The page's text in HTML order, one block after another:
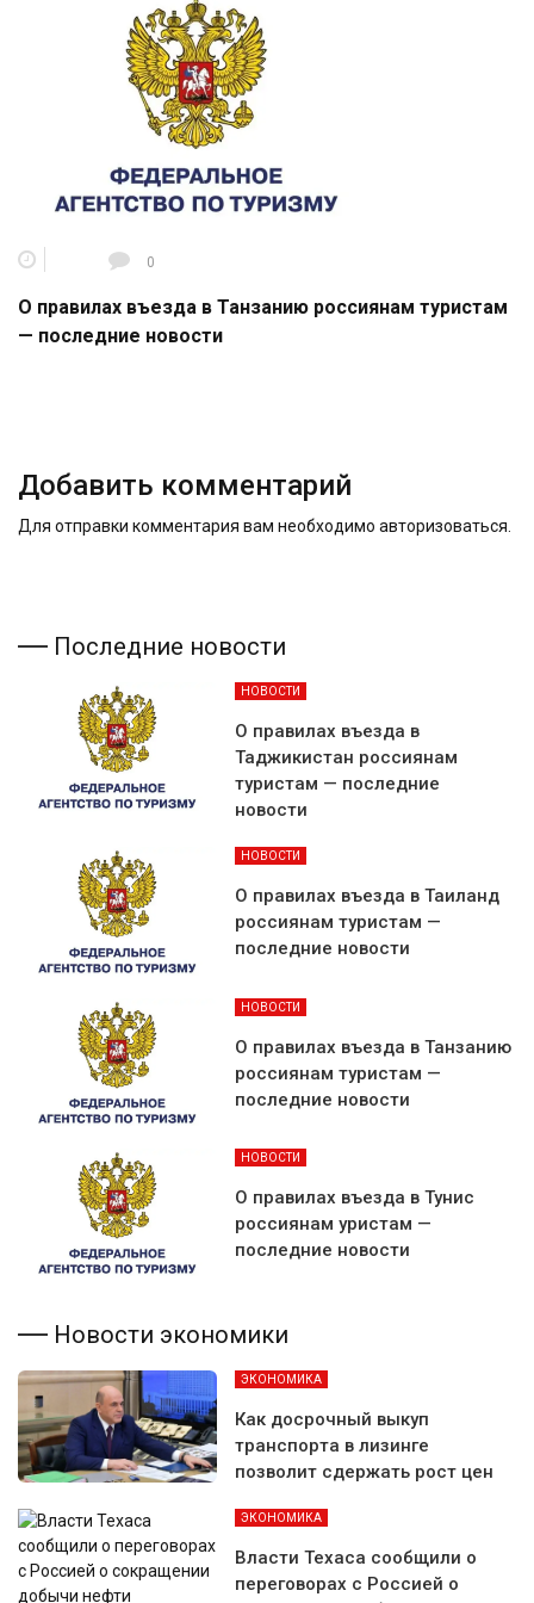
0
О правилах въезда в Танзанию россиянам туристам
— последние новости
Добавить комментарий
Для отправки комментария вам необходимо авторизоваться
Последние новости
НОВОСТИ
О правилах въезда в
Таджикистан россиянам
туристам — последние
новости
НОВОСТИ
О правилах въезда в Таиланд
россиянам туристам —
последние новости
НОВОСТИ
О правилах въезда в Танзанию
россиянам туристам —
последние новости
НОВОСТИ
О правилах въезда в Тунис
россиянам уристам —
последние новости
Новости экономики
ЭКОНОМИКА
Как досрочный выкуп
транспорта в лизинге
позволит сдержать рост цен
ЭКОНОМИКА
Власти Техаса сообщили о
переговорах с Россией о